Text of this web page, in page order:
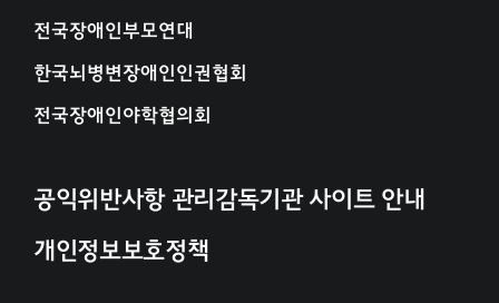
전국장애인부모연대
한국뇌병변장애인인권협회
전국장애인야학협의회
공익위반사항 관리감독기관 사이트 안내
개인정보보호정책